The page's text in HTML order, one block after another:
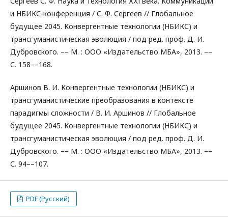
и НБИКС-конференция / С. Ф. Сергеев // Глобальное
будущее 2045. Конвергентные технологии (НБИКС) и
трансгуманистическая эволюция / под ред. проф. Д. И.
Дубровского. –– М. : ООО «Издательство МБА», 2013. ––
С. 158––168.
Аршинов В. И. Конвергентные технологии (НБИКС) и
трансгуманистические преобразования в контексте
парадигмы сложности / В. И. Аршинов // Глобальное
будущее 2045. Конвергентные технологии (НБИКС) и
трансгуманистическая эволюция / под ред. проф. Д. И.
Дубровского. –– М. : ООО «Издательство МБА», 2013. ––
С. 94––107.
PDF (Русский)